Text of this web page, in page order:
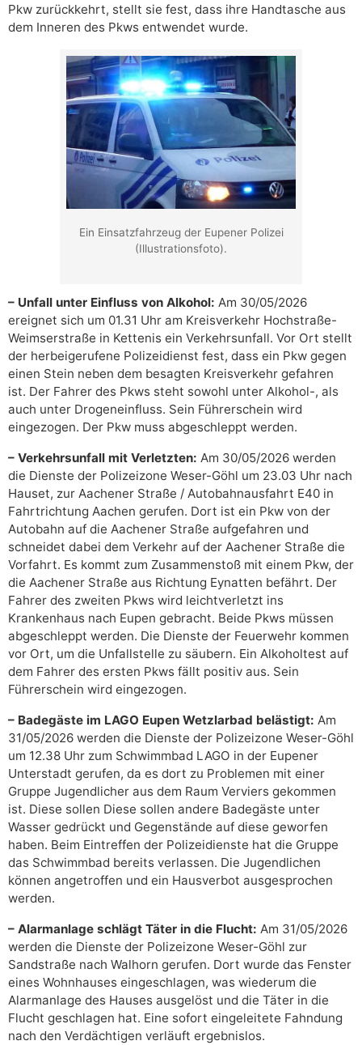
Pkw zurückkehrt, stellt sie fest, dass ihre Handtasche aus
dem Inneren des Pkws entwendet wurde.
Ein Einsatzfahrzeug der Eupener Polizei
(Illustrationsfoto).
– Unfall unter Einfluss von Alkohol: Am 30/05/2026
ereignet sich um 01.31 Uhr am Kreisverkehr Hochstraße-
Weimserstraße in Kettenis ein Verkehrsunfall. Vor Ort stellt
der herbeigerufene Polizeidienst fest, dass ein Pkw gegen
einen Stein neben dem besagten Kreisverkehr gefahren
ist. Der Fahrer des Pkws steht sowohl unter Alkohol-, als
auch unter Drogeneinfluss. Sein Führerschein wird
eingezogen. Der Pkw muss abgeschleppt werden.
– Verkehrsunfall mit Verletzten: Am 30/05/2026 werden
die Dienste der Polizeizone Weser-Göhl um 23.03 Uhr nach
Hauset, zur Aachener Straße / Autobahnausfahrt E40 in
Fahrtrichtung Aachen gerufen. Dort ist ein Pkw von der
Autobahn auf die Aachener Straße aufgefahren und
schneidet dabei dem Verkehr auf der Aachener Straße die
Vorfahrt. Es kommt zum Zusammenstoß mit einem Pkw, der
die Aachener Straße aus Richtung Eynatten befährt. Der
Fahrer des zweiten Pkws wird leichtverletzt ins
Krankenhaus nach Eupen gebracht. Beide Pkws müssen
abgeschleppt werden. Die Dienste der Feuerwehr kommen
vor Ort, um die Unfallstelle zu säubern. Ein Alkoholtest auf
dem Fahrer des ersten Pkws fällt positiv aus. Sein
Führerschein wird eingezogen.
– Badegäste im LAGO Eupen Wetzlarbad belästigt: Am
31/05/2026 werden die Dienste der Polizeizone Weser-Göhl
um 12.38 Uhr zum Schwimmbad LAGO in der Eupener
Unterstadt gerufen, da es dort zu Problemen mit einer
Gruppe Jugendlicher aus dem Raum Verviers gekommen
ist. Diese sollen Diese sollen andere Badegäste unter
Wasser gedrückt und Gegenstände auf diese geworfen
haben. Beim Eintreffen der Polizeidienste hat die Gruppe
das Schwimmbad bereits verlassen. Die Jugendlichen
können angetroffen und ein Hausverbot ausgesprochen
werden.
– Alarmanlage schlägt Täter in die Flucht: Am 31/05/2026
werden die Dienste der Polizeizone Weser-Göhl zur
Sandstraße nach Walhorn gerufen. Dort wurde das Fenster
eines Wohnhauses eingeschlagen, was wiederum die
Alarmanlage des Hauses ausgelöst und die Täter in die
Flucht geschlagen hat. Eine sofort eingeleitete Fahndung
nach den Verdächtigen verläuft ergebnislos.